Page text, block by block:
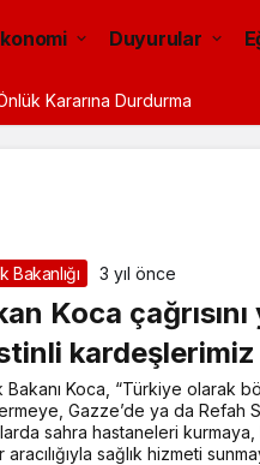
Duyurular
Kararına Durdurma
Bakanlığı 3 yıl önce
Koca
kardeşlerimiz
Bakanı Koca, “Türkiye olarak
Gazze’de ya da Refah
sahra hastaneleri
aracılığıyla sağlık hizmeti